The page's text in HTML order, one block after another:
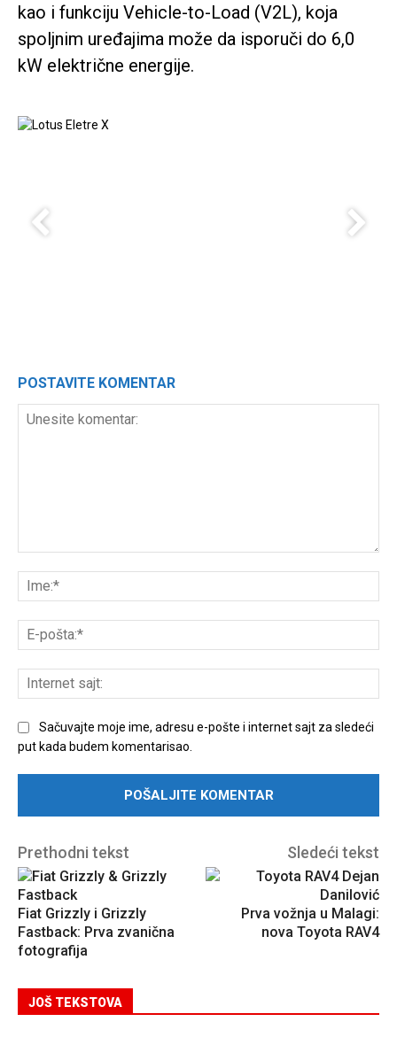
kao i funkciju Vehicle-to-Load (V2L), koja
spoljnim uređajima može da isporuči do 6,0
kW električne energije.
POSTAVITE KOMENTAR
komentar:
Sačuvajte moje ime, adresu e-pošte i internet sajt za sledeći
put kada budem komentarisao.
Prethodni tekst
Fiat Grizzly i Grizzly
Fastback: Prva zvanična
fotografija
Sledeći tekst
Prva vožnja u Malagi:
nova Toyota RAV4
JOŠ TEKSTOVA